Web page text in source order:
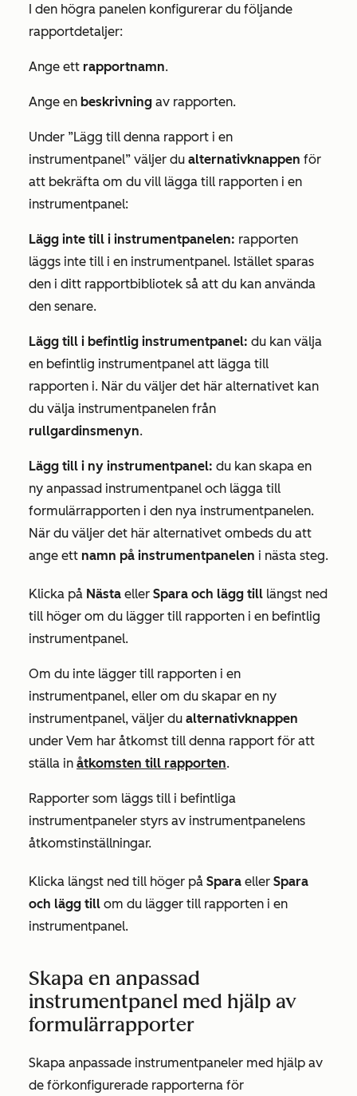
I den högra panelen konfigurerar du följande
rapportdetaljer:
Ange ett rapportnamn.
Ange en beskrivning av rapporten.
Under ”Lägg till denna rapport i en
instrumentpanel” väljer du alternativknappen för
att bekräfta om du vill lägga till rapporten i en
instrumentpanel:
Lägg inte till i instrumentpanelen: rapporten
läggs inte till i en instrumentpanel. Istället sparas
den i ditt rapportbibliotek så att du kan använda
den senare.
Lägg till i befintlig instrumentpanel: du kan välja
en befintlig instrumentpanel att lägga till
rapporten i. När du väljer det här alternativet kan
du välja instrumentpanelen från
rullgardinsmenyn.
Lägg till i ny instrumentpanel: du kan skapa en
ny anpassad instrumentpanel och lägga till
formulärrapporten i den nya instrumentpanelen.
När du väljer det här alternativet ombeds du att
ange ett namn på instrumentpanelen i nästa steg.
Klicka på Nästa eller Spara och lägg till längst ned
till höger om du lägger till rapporten i en befintlig
instrumentpanel.
Om du inte lägger till rapporten i en
instrumentpanel, eller om du skapar en ny
instrumentpanel, väljer du alternativknappen
under Vem har åtkomst till denna rapport för att
ställa in åtkomsten till rapporten.
Rapporter som läggs till i befintliga
instrumentpaneler styrs av instrumentpanelens
åtkomstinställningar.
Klicka längst ned till höger på Spara eller Spara
och lägg till om du lägger till rapporten i en
instrumentpanel.
Skapa en anpassad
instrumentpanel med hjälp av
formulärrapporter
Skapa anpassade instrumentpaneler med hjälp av
de förkonfigurerade rapporterna för